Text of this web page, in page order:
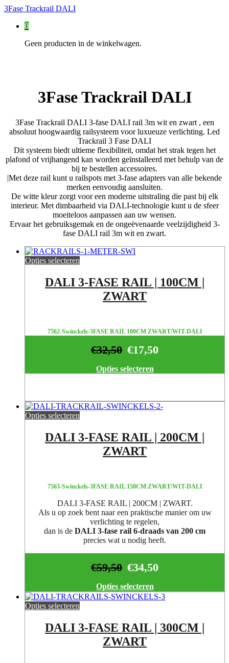
3Fase Trackrail DALI
0
Geen producten in de winkelwagen.
3Fase Trackrail DALI
3Fase Trackrail DALI 3-fase DALI rail 3m wit en zwart , een
absoluut hoogwaardig railsysteem voor luxueuze verlichting. Led
Trackrail 3 Fase DALI
Dit systeem biedt ultieme flexibiliteit, omdat het strak tegen het
plafond of vrijhangend kan worden geïnstalleerd met behulp van de
bij te bestellen accessoires.
|Met deze rail kunt u railspots met 3-fase adapters van alle bekende
merken eenvoudig aansluiten.
De witte kleur zorgt voor een moderne uitstraling die past bij elk
interieur. Met dimbaarheid via DALI-technologie kunt u de sfeer
moeiteloos aanpassen aan uw wensen.
Ervaar het gebruiksgemak en de ongeëvenaarde veelzijdigheid 3-
fase DALI rail 3m wit en zwart.
Opties selecteren
DALI 3-FASE RAIL | 100CM |
ZWART
7562-Swinckels-3FASE RAIL 100CM ZWART/WIT-DALI
€17,50
€32,50
Opties selecteren
Opties selecteren
DALI 3-FASE RAIL | 200CM |
ZWART
7563-Swinckels-3FASE RAIL 150CM ZWART/WIT-DALI
DALI 3-FASE RAIL | 200CM | ZWART.
Als u op zoek bent naar een praktische manier om uw
verlichting te regelen,
dan is de DALI 3-fase rail 6-draads van 200 cm
precies wat u nodig heeft.
€34,50
€59,50
Opties selecteren
Opties selecteren
DALI 3-FASE RAIL | 300CM |
ZWART